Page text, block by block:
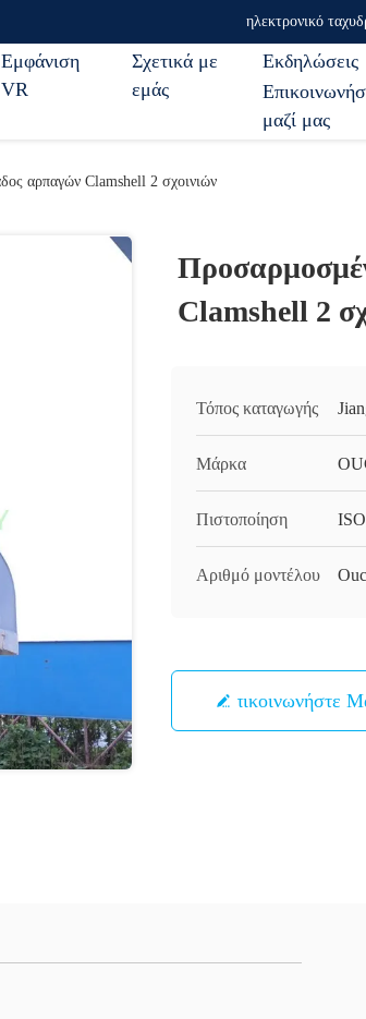
ηλεκτρονικό
Εμφάνιση
VR
Σχετικά με
εμάς
Εκδηλώσεις
μαζί μας
αρπαγών Clamshell 2 σχοινιών
Clamshell 2
Τόπος καταγωγής
Μάρκα
Πιστοποίηση
Αριθμό μοντέλου
Επικοινωνήστε